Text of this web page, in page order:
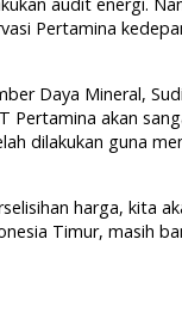
audit energi.
Pertamina
Daya Mineral,
Pertamina akan
dilakukan guna
harga, kita
Timur, masih